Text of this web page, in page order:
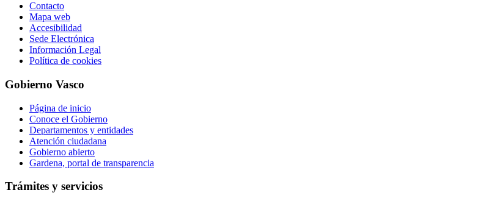
Contacto
Mapa web
Accesibilidad
Sede Electrónica
Información Legal
Política de cookies
Gobierno Vasco
Página de inicio
Conoce el Gobierno
Departamentos y entidades
Atención ciudadana
Gobierno abierto
Gardena, portal de transparencia
Trámites y servicios